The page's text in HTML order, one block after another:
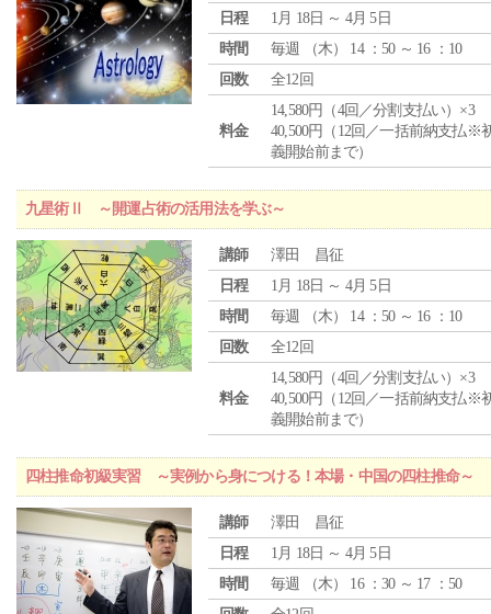
日程
1月 18日 ～ 4月 5日
時間
毎週 （木） 14 ：50 ～ 16 ：10
回数
全12回
料金
14,580円（4回／分割支払い）×3
40,500円（12回／一括前納支払※
義開始前まで）
九星術Ⅱ ～開運占術の活用法を学ぶ～
講師
澤田 昌征
日程
1月 18日 ～ 4月 5日
時間
毎週 （木） 14 ：50 ～ 16 ：10
回数
全12回
料金
14,580円（4回／分割支払い）×3
40,500円（12回／一括前納支払※
義開始前まで）
四柱推命初級実習 ～実例から身につける！本場・中国の四柱推命～
講師
澤田 昌征
日程
1月 18日 ～ 4月 5日
時間
毎週 （木） 16 ：30 ～ 17 ：50